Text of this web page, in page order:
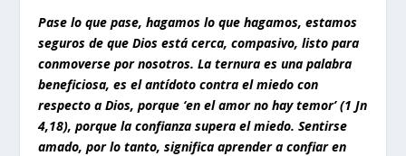
Pase lo que pase, hagamos lo que hagamos, estamos
seguros de que Dios está cerca, compasivo, listo para
conmoverse por nosotros. La ternura es una palabra
beneficiosa, es el antídoto contra el miedo con
respecto a Dios, porque ‘en el amor no hay temor’ (1 Jn
4,18), porque la confianza supera el miedo. Sentirse
amado, por lo tanto, significa aprender a confiar en